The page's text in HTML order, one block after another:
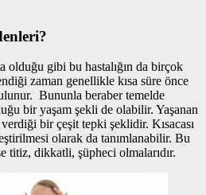
olduğu gibi bu hastalığın da birçok
zaman genellikle kısa süre önce
Bununla beraber temelde
bir yaşam şekli de olabilir. Yaşanan
bir çeşit tepki şeklidir. Kısacası
olarak da tanımlanabilir. Bu
dikkatli, şüpheci olmalarıdır.